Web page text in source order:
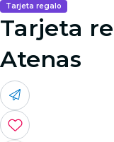
Tarjeta regalo
Tarjeta
Atenas